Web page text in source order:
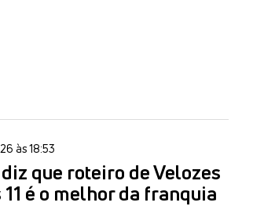
às 18:53
que roteiro de Velozes
é o melhor da franquia